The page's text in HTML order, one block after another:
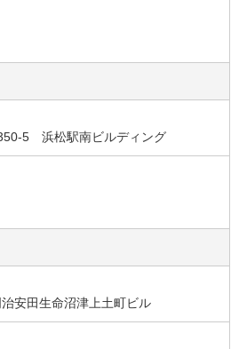
5 浜松駅南ビルディング
安田生命沼津上土町ビル